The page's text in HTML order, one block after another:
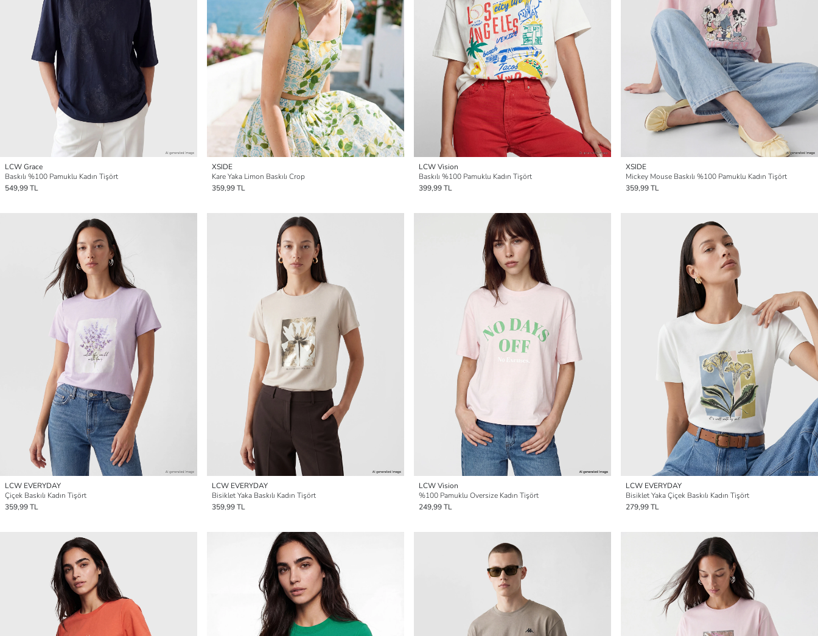
LCW Grace
Baskılı %100 Pamuklu Kadın Tişört
549,99 TL
XSIDE
Kare Yaka Limon Baskılı Crop
359,99 TL
LCW Vision
Baskılı %100 Pamuklu Kadın Tişört
399,99 TL
XSIDE
Mickey Mouse Baskılı %100 Pamuklu Kadın Tişört
359,99 TL
LCW EVERYDAY
Çiçek Baskılı Kadın Tişört
359,99 TL
LCW EVERYDAY
Bisiklet Yaka Baskılı Kadın Tişört
359,99 TL
LCW Vision
%100 Pamuklu Oversize Kadın Tişört
249,99 TL
LCW EVERYDAY
Bisiklet Yaka Çiçek Baskılı Kadın Tişört
279,99 TL